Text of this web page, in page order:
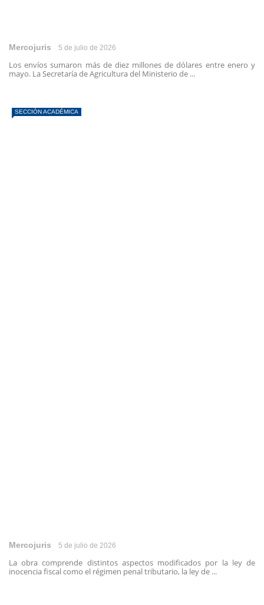
Mercojuris 5 de julio de 2026
Los envíos sumaron más de diez millones de dólares entre enero y
mayo. La Secretaría de Agricultura del Ministerio de ...
SECCIÓN ACADÉMICA
Mercojuris 5 de julio de 2026
La obra comprende distintos aspectos modificados por la ley de
inocencia fiscal como el régimen penal tributario, la ley de ...